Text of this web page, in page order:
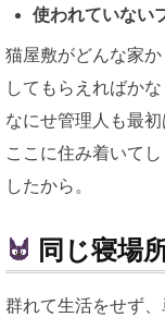
使われていない
猫屋敷がどんな家
してもらえればか
なにせ管理人も最
ここに住み着いて
したから。
同じ寝場
群れて生活をせず